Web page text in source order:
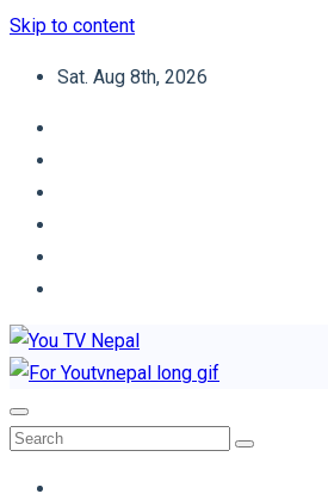
Skip to content
Sat. Aug 8th, 2026